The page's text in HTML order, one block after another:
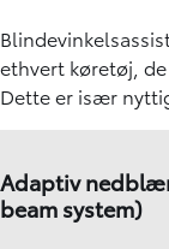
ethvert køretøj, de
Dette er især
Adaptiv
beam system)